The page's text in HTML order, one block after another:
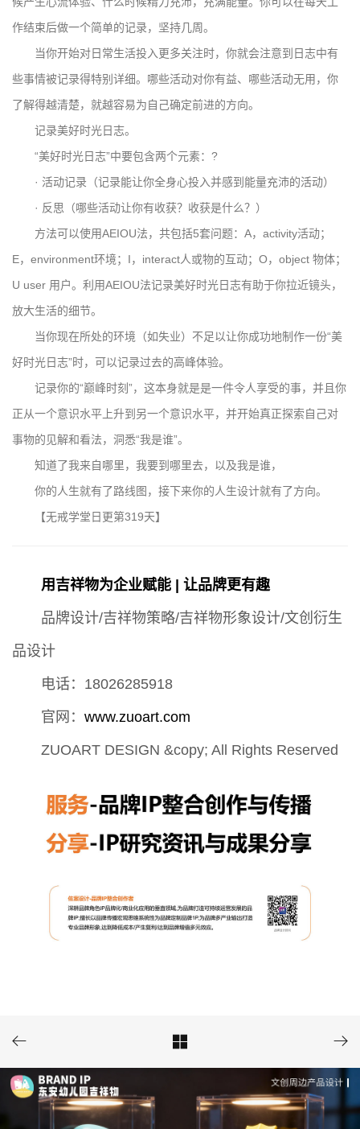
作结束后做一个简单的记录，坚持几周。
当你开始对日常生活投入更多关注时，你就会注意到日志中有
些事情被记录得特别详细。哪些活动对你有益、哪些活动无用，你
了解得越清楚，就越容易为自己确定前进的方向。
记录美好时光日志。
“美好时光日志”中要包含两个元素：?
· 活动记录（记录能让你全身心投入并感到能量充沛的活动）
· 反思（哪些活动让你有收获？收获是什么？）
方法可以使用AEIOU法，共包括5套问题：A，activity活动；
E，environment环境；I，interact人或物的互动；O，object 物体；
U user 用户。利用AEIOU法记录美好时光日志有助于你拉近镜头，
放大生活的细节。
当你现在所处的环境（如失业）不足以让你成功地制作一份“美
好时光日志”时，可以记录过去的高峰体验。
记录你的“巅峰时刻”，这本身就是是一件令人享受的事，并且你
正从一个意识水平上升到另一个意识水平，并开始真正探索自己对
事物的见解和看法，洞悉“我是谁”。
知道了我来自哪里，我要到哪里去，以及我是谁，
你的人生就有了路线图，接下来你的人生设计就有了方向。
【无戒学堂日更第319天】
用吉祥物为企业赋能 | 让品牌更有趣
品牌设计/吉祥物策略/吉祥物形象设计/文创衍生
品设计
电话：18026285918
官网： www.zuoart.com
ZUOART DESIGN &copy; All Rights Reserved
  